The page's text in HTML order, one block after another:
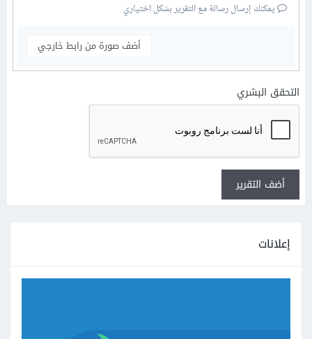
يمكنك إرسال رسالة مع التقرير بشكل اختياري
أضف صورة من رابط خارجي
التحقق البشري
أضف التقرير
إعلانات